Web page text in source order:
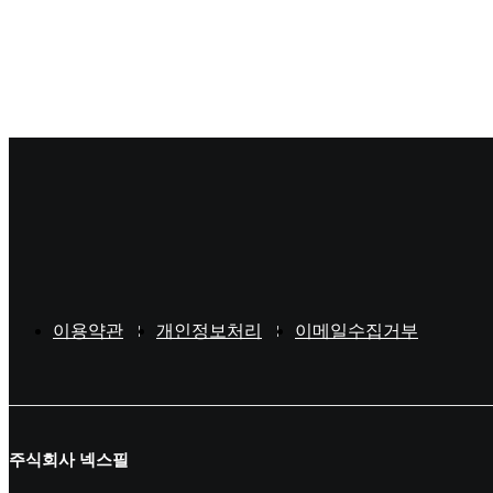
이용약관 개인정보처리 이메일수집거부
주식회사 넥스필